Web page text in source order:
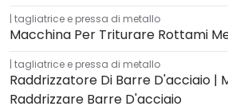
tagliatrice e pressa di metallo
Macchina Per Triturare Rottami
tagliatrice e pressa di metallo
Raddrizzatore Di Barre D'acciaio |
Raddrizzare Barre D'acciaio